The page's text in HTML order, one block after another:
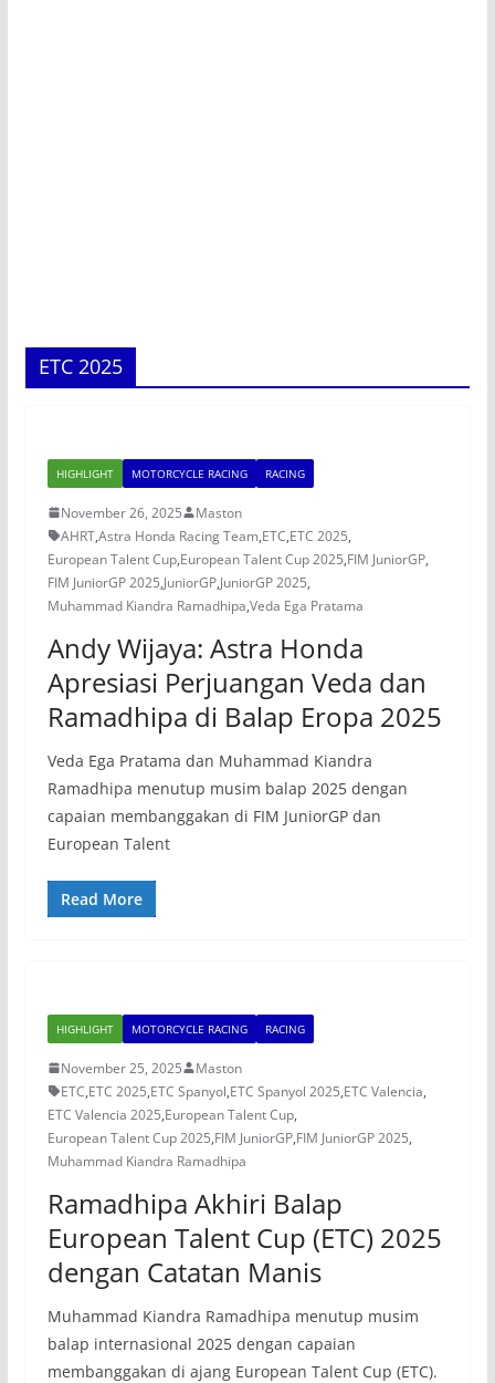
ETC 2025
HIGHLIGHT MOTORCYCLE RACING RACING
November 26, 2025
Maston
AHRT,Astra Honda Racing Team,ETC,ETC 2025,
European Talent Cup,European Talent Cup 2025,FIM JuniorGP,
FIM JuniorGP 2025,JuniorGP,JuniorGP 2025,
Muhammad Kiandra Ramadhipa,Veda Ega Pratama
Andy Wijaya: Astra Honda
Apresiasi Perjuangan Veda dan
Ramadhipa di Balap Eropa 2025
Veda Ega Pratama dan Muhammad Kiandra
Ramadhipa menutup musim balap 2025 dengan
capaian membanggakan di FIM JuniorGP dan
European Talent
Read More
HIGHLIGHT MOTORCYCLE RACING RACING
November 25, 2025
Maston
ETC,ETC 2025,ETC Spanyol,ETC Spanyol 2025,ETC Valencia,
ETC Valencia 2025,European Talent Cup,
European Talent Cup 2025,FIM JuniorGP,FIM JuniorGP 2025,
Muhammad Kiandra Ramadhipa
Ramadhipa Akhiri Balap
European Talent Cup (ETC) 2025
dengan Catatan Manis
Muhammad Kiandra Ramadhipa menutup musim
balap internasional 2025 dengan capaian
membanggakan di ajang European Talent Cup (ETC).